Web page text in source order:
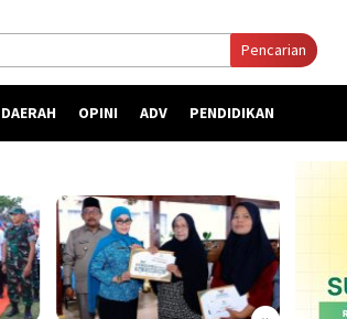
Pencarian
DAERAH OPINI ADV PENDIDIKAN